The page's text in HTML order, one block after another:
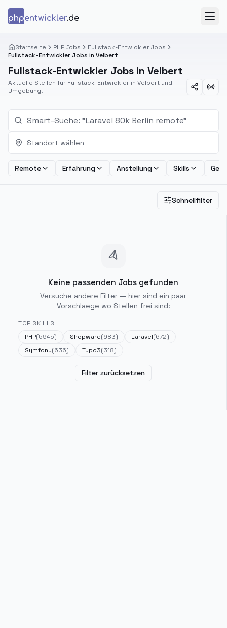
phpentwickler.de
Startseite PHP Jobs
Fullstack-Entwickler Jobs
Fullstack-Entwickler Jobs in Velbert
Fullstack-Entwickler Jobs in Velbert
Aktuelle Stellen für Fullstack-Entwickler in Velbert und
Umgebung.
Standort wählen
Remote Erfahrung Anstellung Skills
Schnellfilter
Keine passenden Jobs gefunden
Versuche andere Filter — hier sind ein paar
Vorschlaege wo Stellen frei sind:
TOP SKILLS
PHP(5945) Shopware(983) Laravel(672)
Symfony(636) Typo3(318)
Filter zurücksetzen